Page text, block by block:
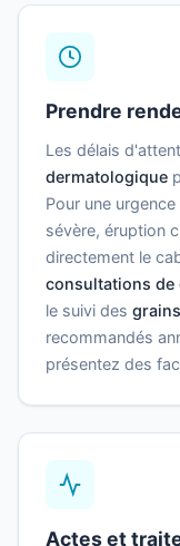
Prendre
Les délais
dermatologique
Pour une
sévère, éruption
directement le
consultations de
le suivi des
recommandés
présentez des
Actes et